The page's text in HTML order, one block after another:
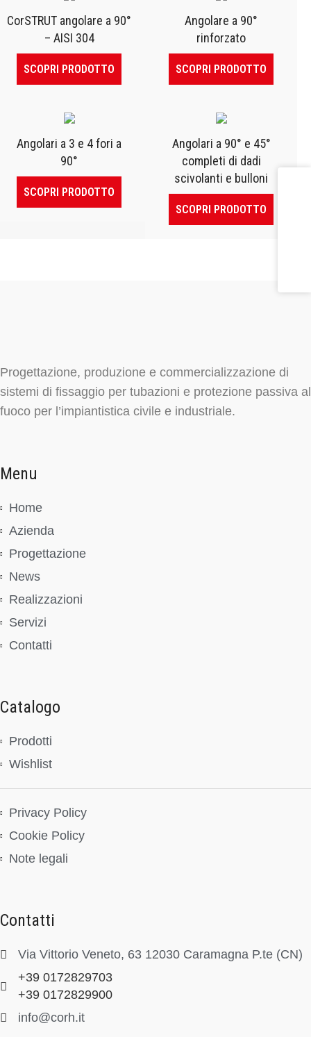
CorSTRUT angolare a 90°
– AISI 304
SCOPRI PRODOTTO
Angolare a 90°
rinforzato
SCOPRI PRODOTTO
Angolari a 3 e 4 fori a
90°
SCOPRI PRODOTTO
Angolari a 90° e 45°
completi di dadi
scivolanti e bulloni
SCOPRI PRODOTTO
Progettazione, produzione e commercializzazione di
sistemi di fissaggio per tubazioni e protezione passiva al
fuoco per l’impiantistica civile e industriale.
Menu
Home
Azienda
Progettazione
News
Realizzazioni
Servizi
Contatti
Catalogo
Prodotti
Wishlist
Privacy Policy
Cookie Policy
Note legali
Contatti
Via Vittorio Veneto, 63 12030 Caramagna P.te (CN)
+39 0172829703
+39 0172829900
info@corh.it